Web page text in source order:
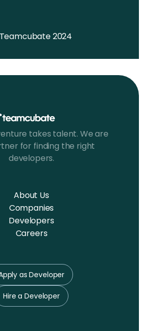
2024
takes talent. We are
for finding the right
developers.
About Us
Companies
Developers
Careers
as Developer
Hire a Developer